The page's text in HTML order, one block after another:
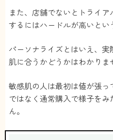
が…
短期間で解約してしまし
あんまり肌の調子良くな
やめてしまいました。
また、店舗でないとトライ
するにはハードルが高いとい
パーソナライズとはいえ、
肌に合うかどうかはわかりま
敏感肌の人は最初は値が張
ではなく通常購入で様子を
ん。